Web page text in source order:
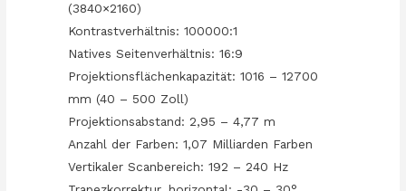
(3840×2160)
Kontrastverhältnis: 100000:1
Natives Seitenverhältnis: 16:9
Projektionsflächenkapazität: 1016 – 12700
mm (40 – 500 Zoll)
Projektionsabstand: 2,95 – 4,77 m
Anzahl der Farben: 1,07 Milliarden Farben
Vertikaler Scanbereich: 192 – 240 Hz